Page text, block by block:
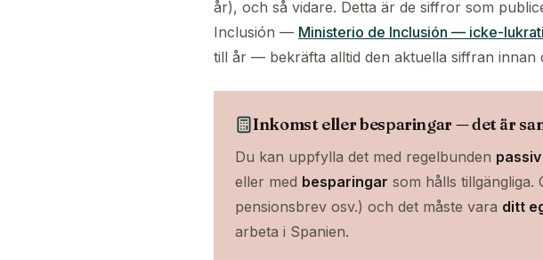
år), och så vidare. Detta är de siffror som
Inclusión — Ministerio de Inclusión — icke-
till år — bekräfta alltid den aktuella siffran innan
Inkomst eller besparingar — det är
Du kan uppfylla det med regelbunden
eller med besparingar som hålls tillgängliga.
pensionsbrev osv.) och det måste vara ditt
arbeta i Spanien.